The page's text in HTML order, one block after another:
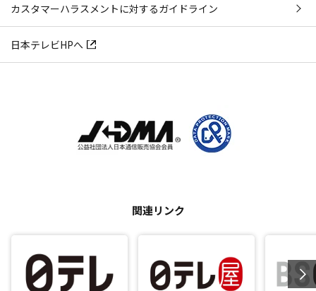
カスタマーハラスメントに対するガイドライン
日本テレビHPへ
関連リンク